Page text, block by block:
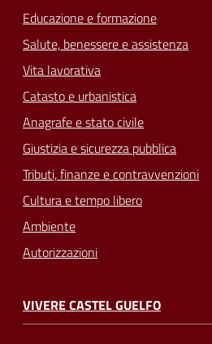
Educazione e formazione
Salute, benessere e assistenza
Vita lavorativa
Catasto e urbanistica
Anagrafe e stato civile
Giustizia e sicurezza pubblica
Tributi, finanze e contravvenzioni
Cultura e tempo libero
Ambiente
Autorizzazioni
VIVERE CASTEL GUELFO